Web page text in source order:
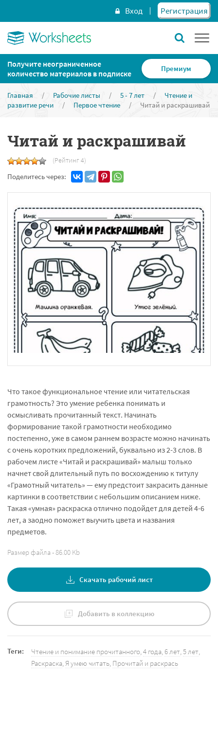
Вход Регистрация
Получите неограниченное
количество материалов в подписке
Премиум
Главная / Рабочие листы / 5 - 7 лет /
Чтение и
развитие речи
/ Первое чтение / Читай и раскрашивай
Читай и раскрашивай
(Рейтинг 4)
Поделитесь через:
Что такое функциональное чтение или читательская
грамотность? Это умение ребенка понимать и
осмысливать прочитанный текст. Начинать
формирование такой грамотности необходимо
постепенно, уже в самом раннем возрасте можно начинать
с очень коротких предложений, буквально из 2-3 слов. В
рабочем листе «Читай и раскрашивай» малыш только
начнет свой длительный путь по восхождению к титулу
«Грамотный читатель» — ему предстоит закрасить данные
картинки в соответствии с небольшим описанием ниже.
Такая «умная» раскраска отлично подойдет для детей 4-6
лет, а заодно поможет выучить цвета и названия
предметов.
Размер файла - 86.00 Kb
Скачать рабочий лист
Добавить в коллекцию
Теги: Чтение и понимание прочитанного 4 года 6 лет 5 лет
Раскраска Я умею читать Прочитай и раскрась